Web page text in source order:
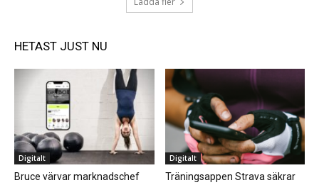
HETAST JUST NU
Digitalt
Bruce värvar marknadschef
Digitalt
Träningsappen Strava säkrar